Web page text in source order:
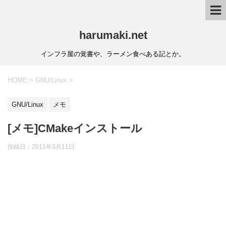
harumaki.net
インフラ屋の覚書や、ラーメン食べある記とか。
HOME > GNU/Linux >
GNU/Linux メモ
[メモ]CMakeインストール
投稿日：2011年3月11日